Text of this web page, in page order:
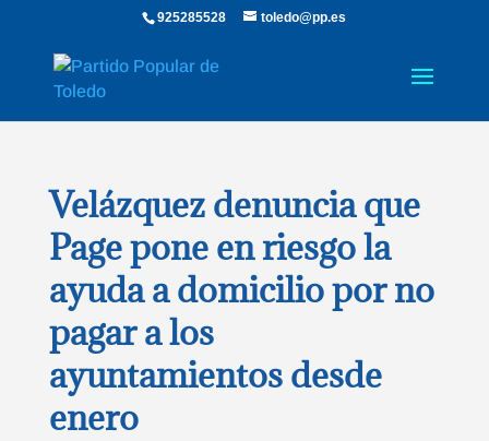
925285528 toledo@pp.es
Velázquez denuncia que
Page pone en riesgo la
ayuda a domicilio por no
pagar a los
ayuntamientos desde
enero